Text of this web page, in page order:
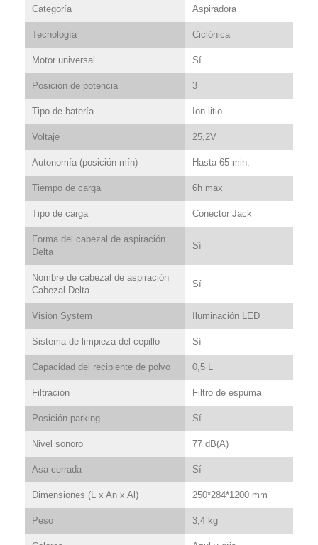
Categoría Aspiradora
Tecnología Ciclónica
Motor universal Sí
Posición de potencia 3
Tipo de batería Ion-litio
Voltaje 25,2V
Autonomía (posición mín) Hasta 65 min.
Tiempo de carga 6h max
Tipo de carga Conector Jack
Forma del cabezal de aspiración
Delta
Sí
Nombre de cabezal de aspiración
Cabezal Delta
Sí
Vision System Iluminación LED
Sistema de limpieza del cepillo Sí
Capacidad del recipiente de polvo 0,5 L
Filtración Filtro de espuma
Posición parking Sí
Nivel sonoro 77 dB(A)
Asa cerrada Sí
Dimensiones (L x An x Al) 250*284*1200 mm
Peso 3,4 kg